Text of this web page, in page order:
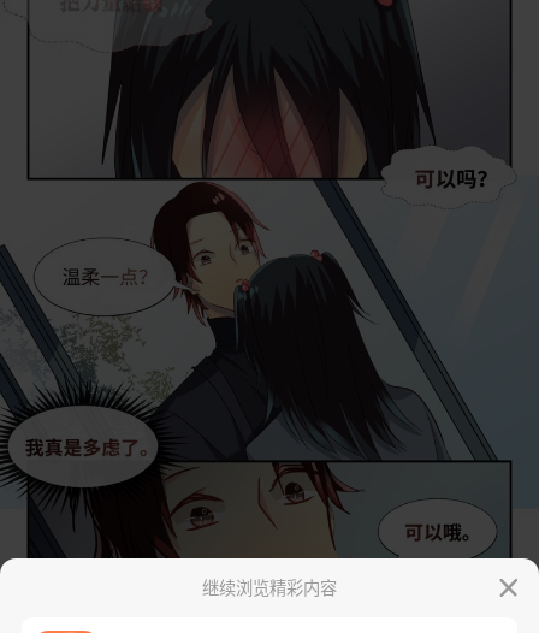
继续浏览精彩内容